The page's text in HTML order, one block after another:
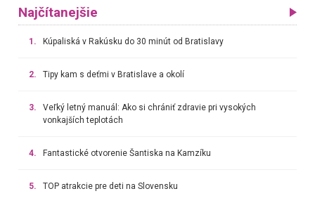
Najčítanejšie
1. Kúpaliská v Rakúsku do 30 minút od Bratislavy
2. Tipy kam s deťmi v Bratislave a okolí
3.
Veľký letný manuál: Ako si chrániť zdravie pri vysokých
vonkajších teplotách
4. Fantastické otvorenie Šantiska na Kamzíku
5. TOP atrakcie pre deti na Slovensku